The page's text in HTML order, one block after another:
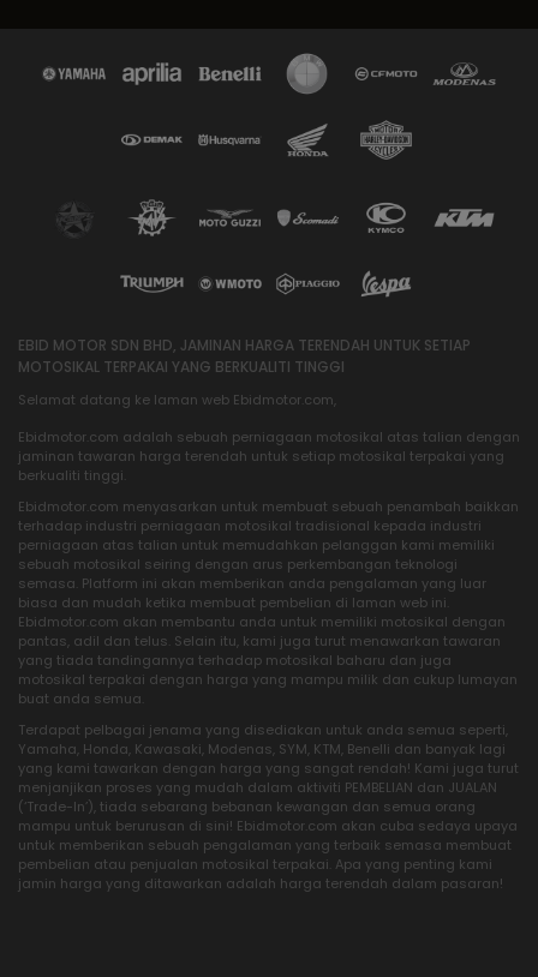
EBID MOTOR SDN BHD, JAMINAN HARGA TERENDAH UNTUK SETIAP
MOTOSIKAL TERPAKAI YANG BERKUALITI TINGGI
Selamat datang ke laman web Ebidmotor.com,
Ebidmotor.com adalah sebuah perniagaan motosikal atas talian dengan
jaminan tawaran harga terendah untuk setiap motosikal terpakai yang
berkualiti tinggi.
Ebidmotor.com menyasarkan untuk membuat sebuah penambah baikkan
terhadap industri perniagaan motosikal tradisional kepada industri
perniagaan atas talian untuk memudahkan pelanggan kami memiliki
sebuah motosikal seiring dengan arus perkembangan teknologi
semasa. Platform ini akan memberikan anda pengalaman yang luar
biasa dan mudah ketika membuat pembelian di laman web ini.
Ebidmotor.com akan membantu anda untuk memiliki motosikal dengan
pantas, adil dan telus. Selain itu, kami juga turut menawarkan tawaran
yang tiada tandingannya terhadap motosikal baharu dan juga
motosikal terpakai dengan harga yang mampu milik dan cukup lumayan
buat anda semua.
Terdapat pelbagai jenama yang disediakan untuk anda semua seperti,
Yamaha, Honda, Kawasaki, Modenas, SYM, KTM, Benelli dan banyak lagi
yang kami tawarkan dengan harga yang sangat rendah! Kami juga turut
menjanjikan proses yang mudah dalam aktiviti PEMBELIAN dan JUALAN
(‘Trade-In’), tiada sebarang bebanan kewangan dan semua orang
mampu untuk berurusan di sini! Ebidmotor.com akan cuba sedaya upaya
untuk memberikan sebuah pengalaman yang terbaik semasa membuat
pembelian atau penjualan motosikal terpakai. Apa yang penting kami
jamin harga yang ditawarkan adalah harga terendah dalam pasaran!